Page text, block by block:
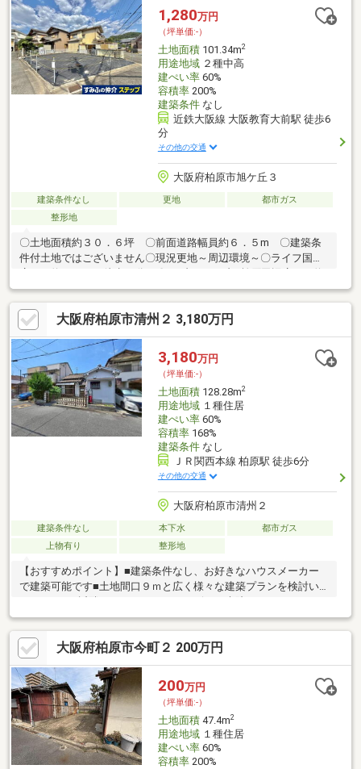
歩圏に点在♪毎日のお買物に便利な立地！・万代柏原大県店：徒歩
4分・セブンイレブン柏原大県4丁目店：徒歩4分・スーパードラ
ッグシグマ柏原大県店：徒歩4分 他多数！
1,280万円
（坪単価:-）
土地面積101.34m2
用途地域２種中高
建ぺい率60%
容積率200%
建築条件なし
近鉄大阪線 大阪教育大前駅 徒歩6
分
その他の交通
大阪府柏原市旭ケ丘３
建築条件なし 更地
都市ガス
整形地
〇土地面積約３０．６坪 〇前面道路幅員約６．５m 〇建築条
件付土地ではございません〇現況更地～周辺環境～〇ライフ国分
490m（徒歩7分）〇旭ケ丘小学校まで約840m（徒歩11分）〇玉手
中学校まで約2180m（徒歩28分）
大阪府柏原市清州２ 3,180万円
3,180万円
（坪単価:-）
土地面積128.28m2
用途地域１種住居
建ぺい率60%
容積率168%
建築条件なし
ＪＲ関西本線 柏原駅 徒歩6分
その他の交通
大阪府柏原市清州２
建築条件なし 本下水
都市ガス
上物有り
整形地
【おすすめポイント】■建築条件なし、お好きなハウスメーカー
で建築可能です■土地間口９ｍと広く様々な建築プランを検討い
ア等充実しており便利な住環境です【センチュリー21G.Nスタイ
ルにおまかせ】■豊富な実績と物件情報量、諸事情で掲載してい
ない未公開物件や、売出予定物件の情報もあります。■購入時の
下取り保障あり、ローン残の方でも安心してお家をお探しいただ
けます。■リフォーム・登記・引越し・ネット環境等トータルで
紹介可能です。■地域密着の経験豊富なスタッフが一からアドバ
イスいたします。※お気軽にお問い合わせください※
大阪府柏原市今町２ 200万円
200万円
（坪単価:-）
土地面積47.4m2
用途地域１種住居
建ぺい率60%
容積率200%